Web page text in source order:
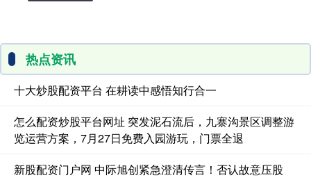
热点资讯
十大炒股配资平台 在耕读中感悟知行合一
怎么配资炒股平台网址 突发泥石流后，九寨沟景区调整游
览运营方案，7月27日免费入园游玩，门票全退
新股配资门户网 中际旭创紧急澄清传言！否认故意压股